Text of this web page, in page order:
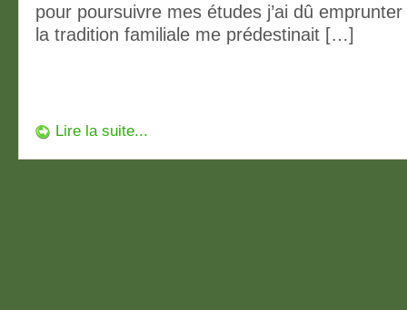
pour poursuivre mes études j’ai dû
la tradition familiale me prédestinait […]
Lire la suite...